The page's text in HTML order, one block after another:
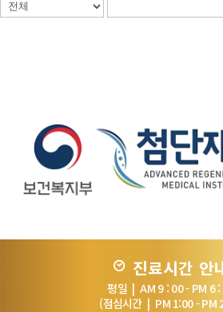
진료시간 안
평일 | AM 9 : 00 - PM 6
(점심시간 | PM 1:00 - PM